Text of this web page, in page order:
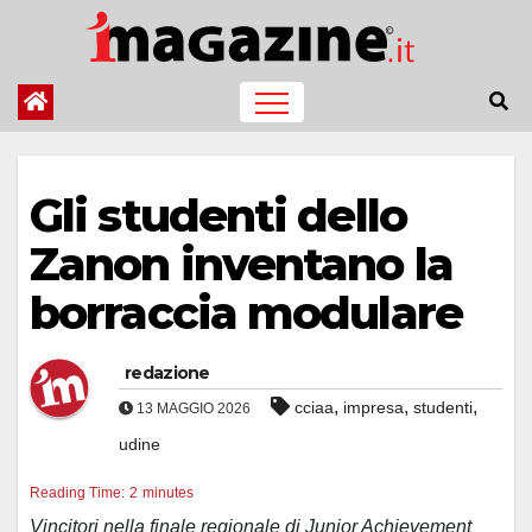
contenuto
Gli studenti dello
Zanon inventano la
borraccia modulare
redazione
13 MAGGIO 2026 cciaa, impresa, studenti,
udine
Reading Time: 2 minutes
Vincitori nella finale regionale di Junior Achievement